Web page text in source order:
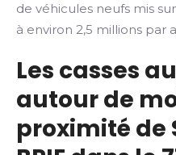
de véhicules neufs mis
à environ 2,5 millions par
Les casses
autour de
proximité de